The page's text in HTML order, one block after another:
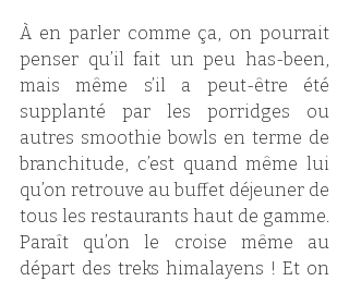
À en parler comme ça, on pourrait
penser qu’il fait un peu has-been,
mais même s’il a peut-être été
supplanté par les porridges ou
autres smoothie bowls en terme de
branchitude, c’est quand même lui
qu’on retrouve au buffet déjeuner de
tous les restaurants haut de gamme.
Paraît qu’on le croise même au
départ des treks himalayens ! Et on